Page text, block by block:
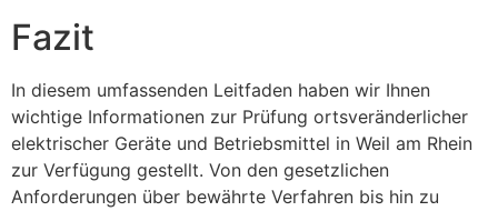
Fazit
In diesem umfassenden Leitfaden haben wir Ihnen
wichtige Informationen zur Prüfung ortsveränderlicher
elektrischer Geräte und Betriebsmittel in Weil am Rhein
zur Verfügung gestellt. Von den gesetzlichen
Anforderungen über bewährte Verfahren bis hin zu